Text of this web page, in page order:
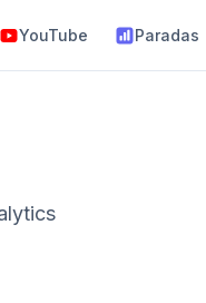
YouTube Paradas